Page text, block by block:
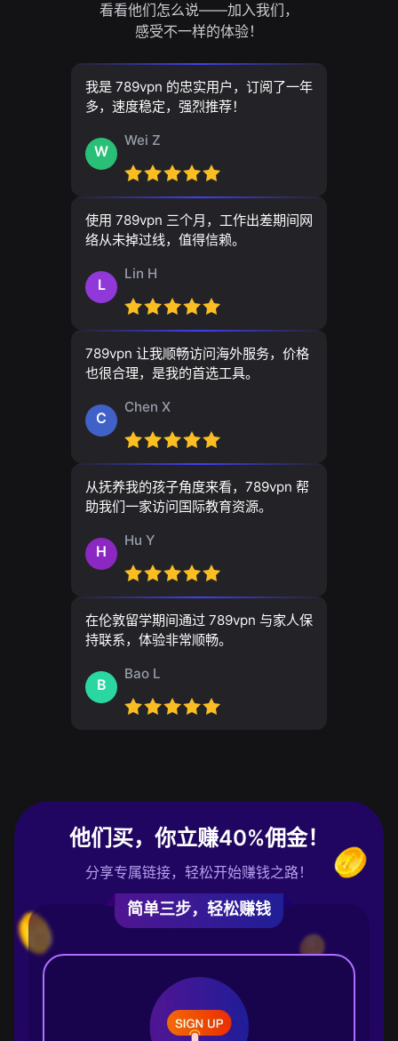
看看他们怎么说——加入我们，
感受不一样的体验！
我是 789vpn 的忠实用户，订阅了一年
多，速度稳定，强烈推荐！
W
Wei Z
使用 789vpn 三个月，工作出差期间网
络从未掉过线，值得信赖。
L
Lin H
789vpn 让我顺畅访问海外服务，价格
也很合理，是我的首选工具。
C
Chen X
从抚养我的孩子角度来看，789vpn 帮
助我们一家访问国际教育资源。
H
Hu Y
在伦敦留学期间通过 789vpn 与家人保
持联系，体验非常顺畅。
B
Bao L
他们买，你立赚40%佣金！
分享专属链接，轻松开始赚钱之路！
简单三步，轻松赚钱